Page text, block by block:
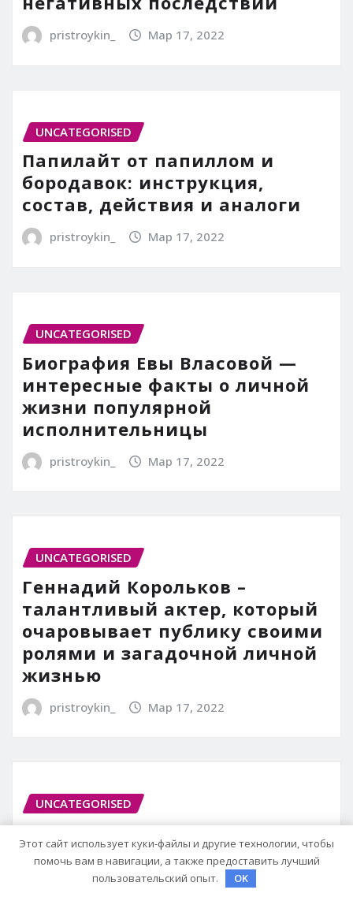
pristroykin_ Мар 17, 2022
UNCATEGORISED
Папилайт от папиллом и
бородавок: инструкция,
состав, действия и аналоги
pristroykin_ Мар 17, 2022
UNCATEGORISED
Биография Евы Власовой —
интересные факты о личной
жизни популярной
исполнительницы
pristroykin_ Мар 17, 2022
UNCATEGORISED
Геннадий Корольков –
талантливый актер, который
очаровывает публику своими
ролями и загадочной личной
жизнью
pristroykin_ Мар 17, 2022
UNCATEGORISED
Фурункул на глазу:
эффективные методы
лечения
Этот сайт использует куки-файлы и другие технологии, чтобы
помочь вам в навигации, а также предоставить лучший
пользовательский опыт.
OK